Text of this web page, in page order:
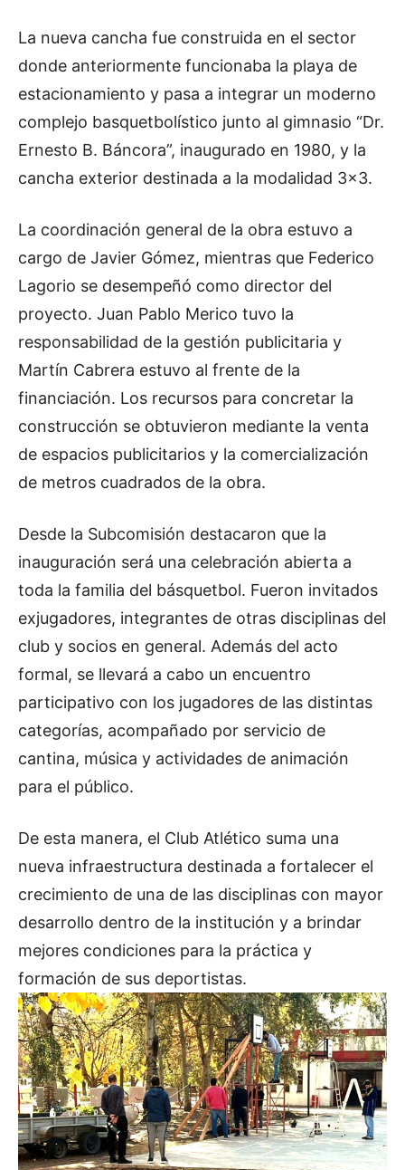
La nueva cancha fue construida en el sector
donde anteriormente funcionaba la playa de
estacionamiento y pasa a integrar un moderno
complejo basquetbolístico junto al gimnasio “Dr.
Ernesto B. Báncora”, inaugurado en 1980, y la
cancha exterior destinada a la modalidad 3×3.
La coordinación general de la obra estuvo a
cargo de Javier Gómez, mientras que Federico
Lagorio se desempeñó como director del
proyecto. Juan Pablo Merico tuvo la
responsabilidad de la gestión publicitaria y
Martín Cabrera estuvo al frente de la
financiación. Los recursos para concretar la
construcción se obtuvieron mediante la venta
de espacios publicitarios y la comercialización
de metros cuadrados de la obra.
Desde la Subcomisión destacaron que la
inauguración será una celebración abierta a
toda la familia del básquetbol. Fueron invitados
exjugadores, integrantes de otras disciplinas del
club y socios en general. Además del acto
formal, se llevará a cabo un encuentro
participativo con los jugadores de las distintas
categorías, acompañado por servicio de
cantina, música y actividades de animación
para el público.
De esta manera, el Club Atlético suma una
nueva infraestructura destinada a fortalecer el
crecimiento de una de las disciplinas con mayor
desarrollo dentro de la institución y a brindar
mejores condiciones para la práctica y
formación de sus deportistas.